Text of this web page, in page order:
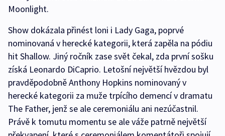
Moonlight.
Show dokázala přinést loni i Lady Gaga, poprvé
nominovaná v herecké kategorii, která zapěla na pódiu
hit Shallow. Jiný ročník zase svět čekal, zda první sošku
získá Leonardo DiCaprio. Letošní největší hvězdou byl
pravděpodobně Anthony Hopkins nominovaný v
herecké kategorii za muže trpícího demencí v dramatu
The Father, jenž se ale ceremoniálu ani nezúčastnil.
Právě k tomutu momentu se ale váže patrně největší